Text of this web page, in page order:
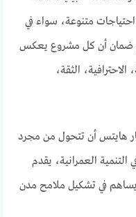
متنوعة، سواء في
مع ضمان أن كل مشروع يعكس
الاحترافية، الثقة،
هايتس أن تتحول من مجرد
العمرانية، يقدم
في تشكيل ملامح مدن